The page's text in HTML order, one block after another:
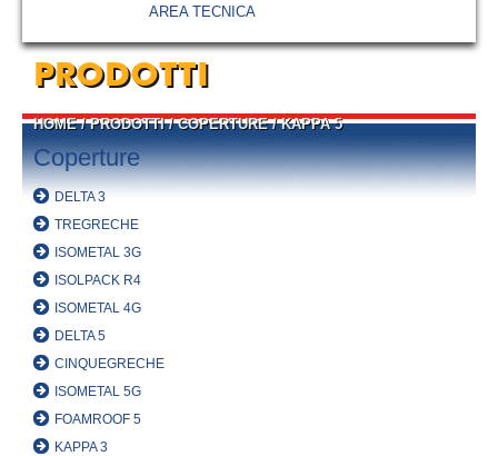
AREA TECNICA
PRODOTTI
HOME/PRODOTTI/COPERTURE/KAPPA 5
Coperture
DELTA 3
TREGRECHE
ISOMETAL 3G
ISOLPACK R4
ISOMETAL 4G
DELTA 5
CINQUEGRECHE
ISOMETAL 5G
FOAMROOF 5
KAPPA 3